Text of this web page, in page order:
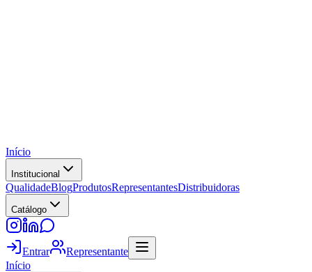
Início
Institucional
QualidadeBlogProdutosRepresentantesDistribuidoras
Catálogo
Entrar
Representante
Início